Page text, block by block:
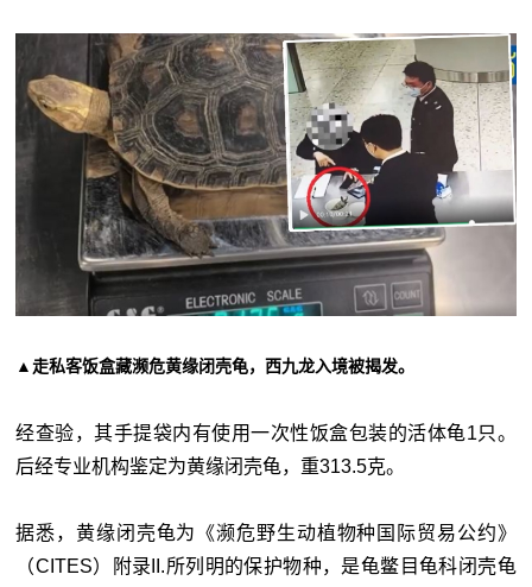
▲走私客饭盒藏濒危黄缘闭壳龟，西九龙入境被揭发。
经查验，其手提袋内有使用一次性饭盒包装的活体龟1只。
后经专业机构鉴定为黄缘闭壳龟，重313.5克。
据悉，黄缘闭壳龟为《濒危野生动植物种国际贸易公约》
（CITES）附录II.所列明的保护物种，是龟鳖目龟科闭壳龟